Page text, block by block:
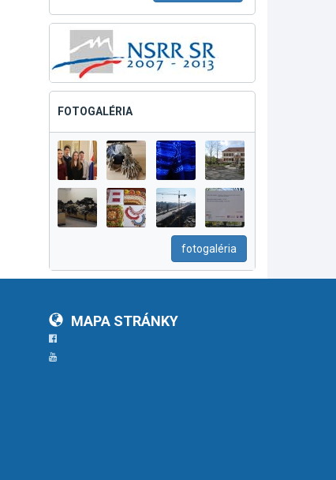
FOTOGALÉRIA
fotogaléria
MAPA STRÁNKY
Facebook
YouTube